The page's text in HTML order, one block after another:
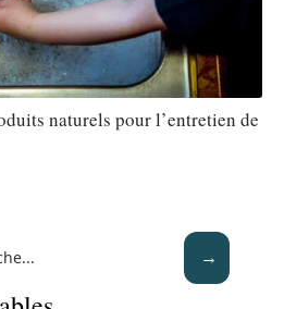
naturels pour l’entretien de